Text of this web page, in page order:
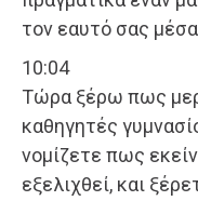
τον εαυτό σας
10:04
Τώρα ξέρω πως
καθηγητές
νομίζετε πως
εξελιχθεί, και